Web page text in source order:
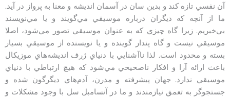
آن نفسي تازه كند و بدين سان در آسمان انديشه و معنا به پرواز در آيد.
ما از آنچه كه ديگران درباره موسيقي مي‌گويند و يا مي‌نويسند
بي‌خبريم. زيرا گاه چيزي كه به عنوان موسيقي تصور مي‌شود، اصلا
موسيقي نيست و گاه پندار گوينده و يا نويسنده از موسيقي بسيار
بسته و محدود است. لذا نا‌آشنايي با دنياي ژرف انديشه‌هاي موزيكال
باعث ارائه آرا و افكار نا‌صحيحي مي‌شود كه هيچ ارتباطي با دنياي
موسيقي ندارد. جهان پيشرفته و مدرن، آدم‌هاي ديگرگون شده و
جستجو‌گر به تعمق نيازمندند و ما در آنسامبل سل با وجود مشكلات و